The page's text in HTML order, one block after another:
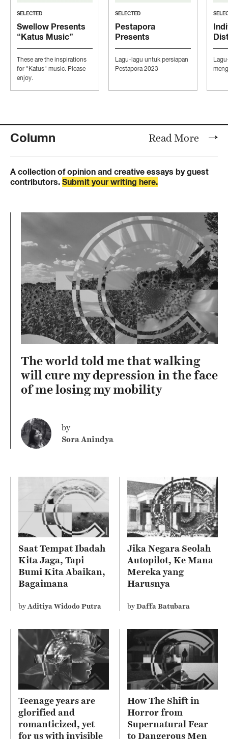
SELECTED
Swellow Presents
“Katus Music”
These are the inspirations
for "Katus" music. Please
enjoy.
SELECTED
Pestapora
Presents
“Persiapan Pesta”
Lagu-lagu untuk persiapan
Pestapora 2023
Column Read More
A collection of opinion and creative essays by guest
contributors. Submit your writing here.
The world told me that walking
will cure my depression in the face
of me losing my mobility
by
Sora Anindya
Saat Tempat Ibadah
Kita Jaga, Tapi
Bumi Kita Abaikan,
Bagaimana
Agama Kita?
byAditiya Widodo Putra
Jika Negara Seolah
Autopilot, Ke Mana
Mereka yang
Harusnya
byDaffa Batubara
Teenage years are
glorified and
romanticized, yet
for us with invisible
How The Shift in
Horror from
Supernatural Fear
to Dangerous Men